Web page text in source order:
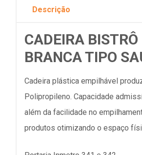
Descrição
CADEIRA BISTRÔ
BRANCA TIPO
Cadeira plástica empilhável
Polipropileno. Capacidade
além da facilidade no
produtos otimizando o espaço